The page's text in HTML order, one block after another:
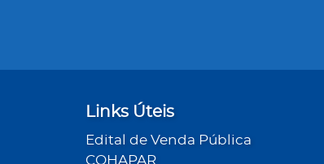
Links Úteis
Edital de Venda Pública
COHAPAR